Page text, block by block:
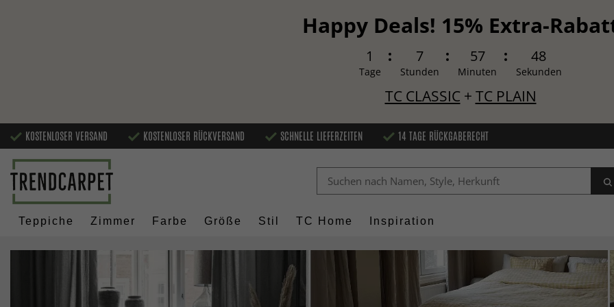
Happy Deals! 15% Extra-
1
Tage
7
Stunden
57
Minuten
47
Sekunden
TC CLASSIC+ TC PLAIN
KOSTENLOSER VERSAND KOSTENLOSER RÜCKVERSAND SCHNELLE LIEFERZEITEN 14 TAGE RÜCKGABERECHT
Teppiche Zimmer Farbe Größe Stil TC Home Inspiration